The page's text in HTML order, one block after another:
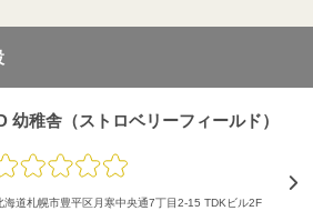
幼稚舎（ストロベリーフィールド）
海道札幌市豊平区月寒中央通7丁目2-15 TDKビル2F